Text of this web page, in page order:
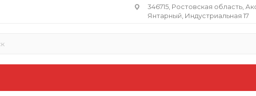
346715, Ростовская область​,
Янтарный, Индустриальная 17